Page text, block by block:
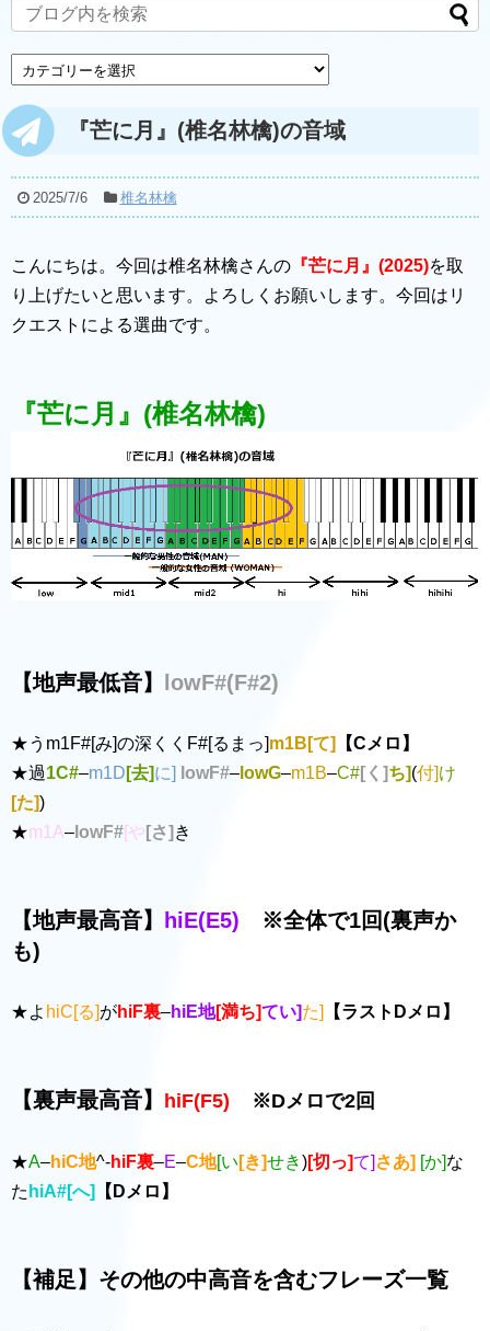
『芒に月』(椎名林檎)の音域
2025/7/6 椎名林檎
こんにちは。今回は椎名林檎さんの 『芒に月』(2025)を取
り上げたいと思います。よろしくお願いします。今回はリ
クエストによる選曲です。
『芒に月』(椎名林檎)
【地声最低音】 lowF#(F#2)
★うm1F#[み]の深くくF#[るまっ]m1B[て]
【Cメロ】
★過1C#–m1D [去]に] lowF#– lowG–m1B–C#[く]ち](付]け
[た])
★m1A– lowF#[や [さ] き
【地声最高音】 hiE(E5) ※全体で1回(裏声か
も)
★よ hiC[る]がhiF裏–hiE地[満ち]てい]た] 【ラストDメロ】
【裏声最高音】 hiF(F5) ※Dメロで2回
★A–hiC地^-hiF裏–E–C地[い [き]せき)[切っ]て] さあ] [か]な
た hiA#[へ] 【Dメロ】
【補足】その他の中高音を含むフレーズ一覧